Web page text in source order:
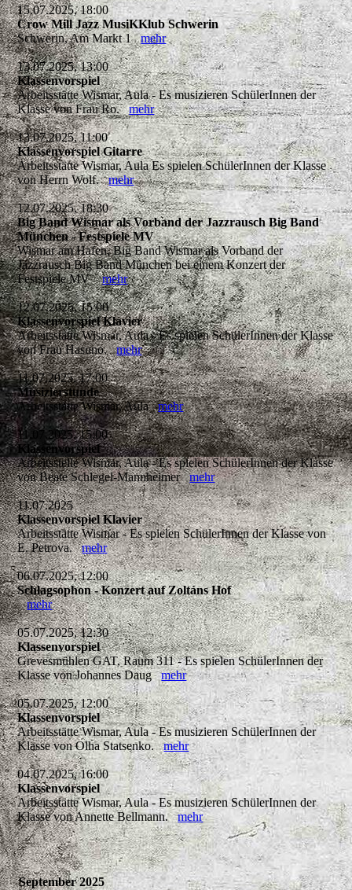
15.07.2025, 18:00
Crow Mill Jazz MusiKKlub Schwerin
Schwerin, Am Markt 1mehr
13.07.2025, 13:00
Klassenvorspiel
Arbeitsstätte Wismar, Aula - Es musizieren SchülerInnen der
Klasse von Frau Ro.mehr
13.07.2025, 11:00
Klassenvorspiel Gitarre
Arbeitsstätte Wismar, Aula Es spielen SchülerInnen der Klasse
von Herrn Wolf.mehr
12.07.2025, 18:30
Big Band Wismar als Vorband der Jazzrausch Big Band
München - Festspiele MV
Wismar am Hafen, Big Band Wismar als Vorband der
Jazzrausch Big Band München bei einem Konzert der
Festspiele MVmehr
12.07.2025, 15:00
Klassenvorspiel Klavier
Arbeitsstätte Wismar, Aula - Es spielen SchülerInnen der Klasse
von Frau Hasuno.mehr
11.07.2025, 17:00
Musizierstunde
Arbeitsstätte Wismar, Aulamehr
11.07.2025, 15:00
Klassenvorspiel
Arbeitsstelle Wismar, Aula - Es spielen SchülerInnen der Klasse
von Beate Schlegel-Mannheimermehr
11.07.2025
Klassenvorspiel Klavier
Arbeitsstätte Wismar - Es spielen SchülerInnen der Klasse von
E. Petrova.mehr
06.07.2025, 12:00
Schlagsophon - Konzert auf Zoltáns Hof
mehr
05.07.2025, 12:30
Klassenvorspiel
Grevesmühlen GAT, Raum 311 - Es spielen SchülerInnen der
Klasse von Johannes Daugmehr
05.07.2025, 12:00
Klassenvorspiel
Arbeitsstätte Wismar, Aula - Es musizieren SchülerInnen der
Klasse von Olha Statsenko.mehr
04.07.2025, 16:00
Klassenvorspiel
Arbeitsstätte Wismar, Aula - Es musizieren SchülerInnen der
Klasse von Annette Bellmann.mehr
September 2025